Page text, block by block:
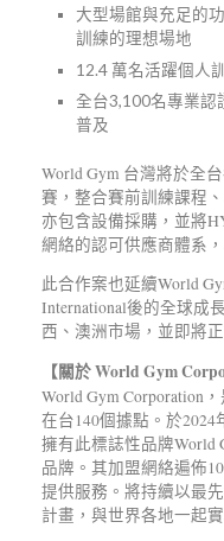
大型場館與充足的
訓練的理想場地
12.4 萬名活躍個人
全台3,100名專業認
普及
World Gym 台灣將於全
賽，整合賽前訓練課程
亦包含設備採購，並將
網絡的認可供應商體系
此合作案也延續World
International後的全球成
西、澳洲市場，並即將
【關於World Gym
World Gym Corporation
在台140個據點。於2024
擁有此標誌性品牌World
品牌。其加盟網絡遍佈
提供服務。將持續以最
計畫，與世界各地一起